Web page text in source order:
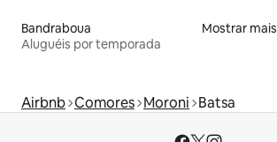
Bandraboua
Aluguéis por temporada
Mostrar mais
Airbnb Comores Moroni Batsa